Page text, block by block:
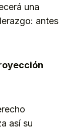
una
antes
así su